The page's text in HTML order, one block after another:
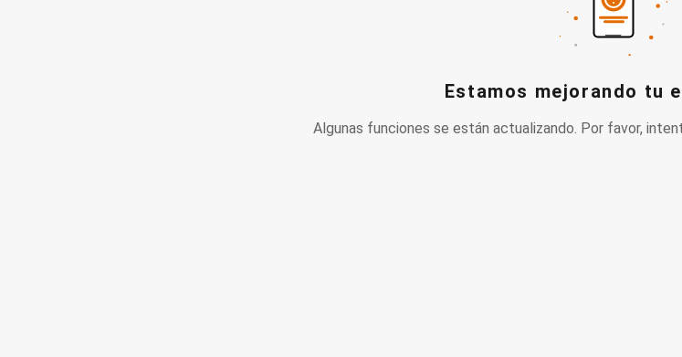
Estamos mejorando tu
Algunas funciones se están actualizando. Por favor,